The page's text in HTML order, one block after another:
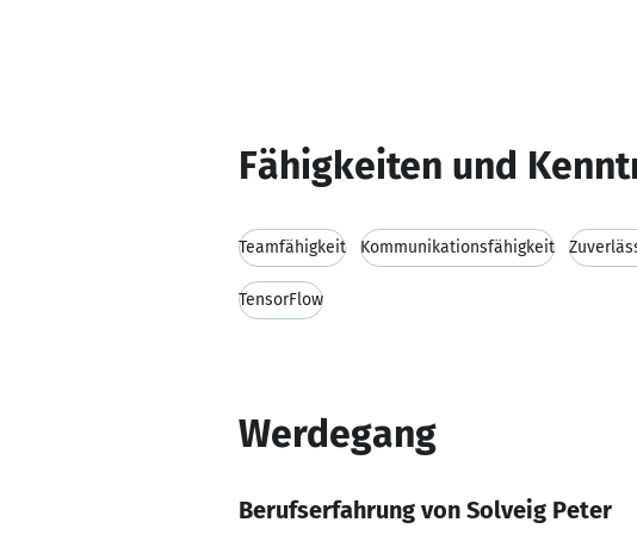
Fähigkeiten und
Teamfähigkeit Kommunikationsfähigkeit
TensorFlow
Werdegang
Berufserfahrung von Solveig Peter